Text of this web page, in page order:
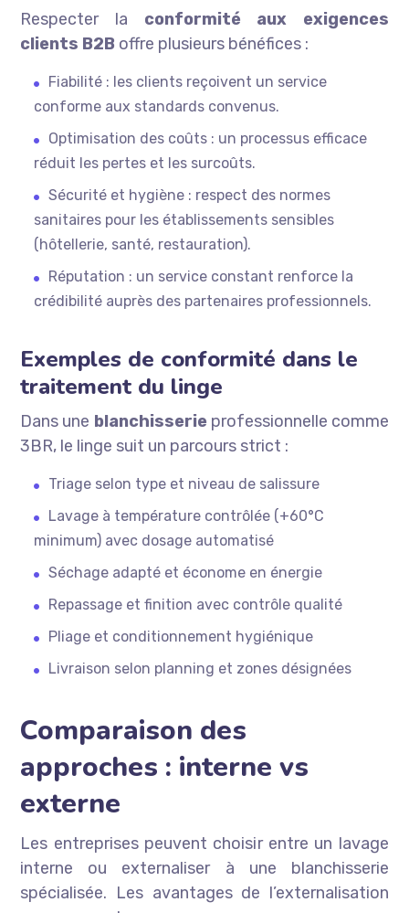
Respecter la conformité aux exigences
clients B2B offre plusieurs bénéfices :
Fiabilité : les clients reçoivent un service
conforme aux standards convenus.
Optimisation des coûts : un processus efficace
réduit les pertes et les surcoûts.
Sécurité et hygiène : respect des normes
sanitaires pour les établissements sensibles
(hôtellerie, santé, restauration).
Réputation : un service constant renforce la
crédibilité auprès des partenaires professionnels.
Exemples de conformité dans le
traitement du linge
Dans une blanchisserie professionnelle comme
3BR, le linge suit un parcours strict :
Triage selon type et niveau de salissure
Lavage à température contrôlée (+60°C
minimum) avec dosage automatisé
Séchage adapté et économe en énergie
Repassage et finition avec contrôle qualité
Pliage et conditionnement hygiénique
Livraison selon planning et zones désignées
Comparaison des
approches : interne vs
externe
Les entreprises peuvent choisir entre un lavage
interne ou externaliser à une blanchisserie
spécialisée. Les avantages de l’externalisation